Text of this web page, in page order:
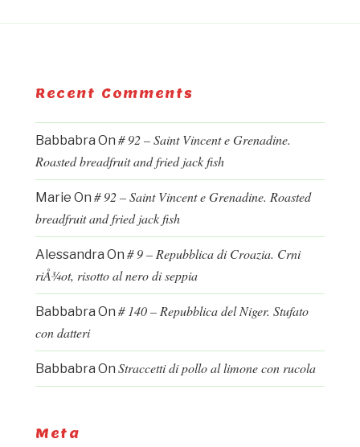
Recent Comments
Babbabra On # 92 – Saint Vincent e Grenadine.
Roasted breadfruit and fried jack fish
Marie On # 92 – Saint Vincent e Grenadine. Roasted
breadfruit and fried jack fish
Alessandra On # 9 – Repubblica di Croazia. Crni
riÅ¾ot, risotto al nero di seppia
Babbabra On # 140 – Repubblica del Niger. Stufato
con datteri
Babbabra On Straccetti di pollo al limone con rucola
Meta